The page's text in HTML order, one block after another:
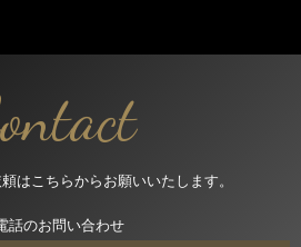
はこちらからお願いいたします。
話のお問い合わせ